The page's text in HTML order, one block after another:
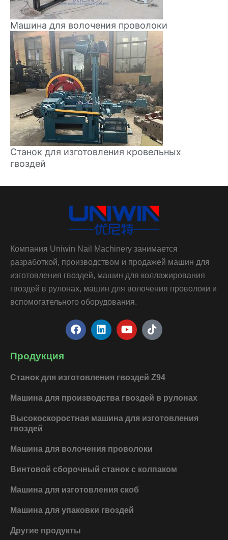
Машина для волочения проволоки
Станок для изготовления кровельных
гвоздей
Компания Uniwin Nail Machinery занимается
разработкой, производством и продажей машин для
изготовления гвоздей, машин для коллажирования
гвоздей в рулонах, машин для волочения проволоки и
вспомогательного оборудования.
F
a
o
k
L
i
d
n
Y
o
b
T
i
k
Продукция
Станок для изготовления гвоздей Z94
Машина для производства гвоздей в рулонах
Высокоскоростная машина для изготовления
гвоздей
Машина для волочения проволоки
Винтовой сборочный станок с колпаком
Машина для изготовления скоб
Машина для упаковки гвоздей
Другие продукты